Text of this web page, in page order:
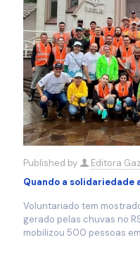
Published by
Editora
Quando a solidariedade
Voluntariado tem
gerado pelas chuvas no
mobilizou 500 pessoas